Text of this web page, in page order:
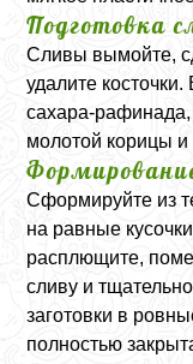
Подготовка
Сливы вымойте,
удалите
сахара-
молотой корицы и
Сформируйте из
на равные
расплющите,
сливу и
заготовки в
полностью